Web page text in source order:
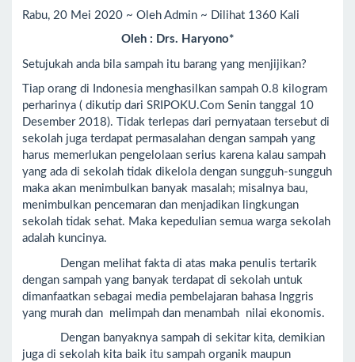
Rabu, 20 Mei 2020 ~ Oleh Admin ~ Dilihat 1360 Kali
Oleh : Drs. Haryono*
Setujukah anda bila sampah itu barang yang menjijikan?
Tiap orang di Indonesia menghasilkan sampah 0.8 kilogram
perharinya ( dikutip dari SRIPOKU.Com Senin tanggal 10
Desember 2018). Tidak terlepas dari pernyataan tersebut di
sekolah juga terdapat permasalahan dengan sampah yang
harus memerlukan pengelolaan serius karena kalau sampah
yang ada di sekolah tidak dikelola dengan sungguh-sungguh
maka akan menimbulkan banyak masalah; misalnya bau,
menimbulkan pencemaran dan menjadikan lingkungan
sekolah tidak sehat. Maka kepedulian semua warga sekolah
adalah kuncinya.
Dengan melihat fakta di atas maka penulis tertarik
dengan sampah yang banyak terdapat di sekolah untuk
dimanfaatkan sebagai media pembelajaran bahasa Inggris
yang murah dan melimpah dan menambah nilai ekonomis.
Dengan banyaknya sampah di sekitar kita, demikian
juga di sekolah kita baik itu sampah organik maupun